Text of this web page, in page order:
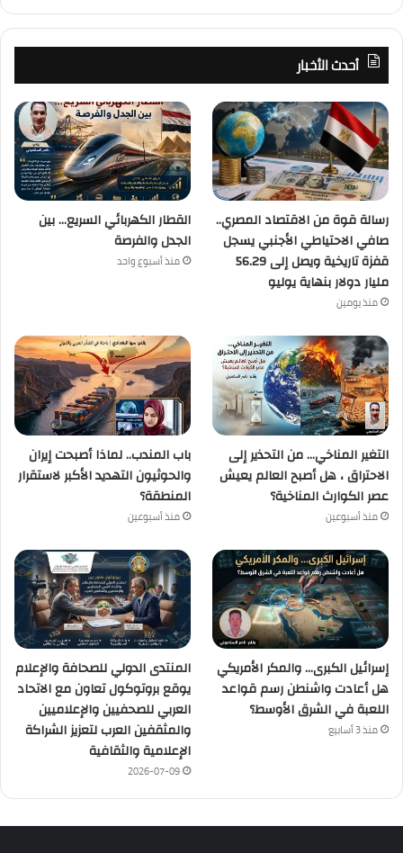
أحدث الأخبار
رسالة قوة من الاقتصاد المصري..
صافي الاحتياطي الأجنبي يسجل
قفزة تاريخية ويصل إلى 56.29
مليار دولار بنهاية يوليو
منذ يومين
القطار الكهربائي السريع… بين
الجدل والفرصة
منذ أسبوع واحد
التغير المناخي… من التحذير إلى
الاحتراق ، هل أصبح العالم يعيش
عصر الكوارث المناخية؟
منذ أسبوعين
باب المندب.. لماذا أصبحت إيران
والحوثيون التهديد الأكبر لاستقرار
المنطقة؟
منذ أسبوعين
إسرائيل الكبرى… والمكر الأمريكي
هل أعادت واشنطن رسم قواعد
اللعبة في الشرق الأوسط؟
منذ 3 أسابيع
المنتدى الدولي للصحافة والإعلام
يوقع بروتوكول تعاون مع الاتحاد
العربي للصحفيين والإعلاميين
والمثقفين العرب لتعزيز الشراكة
الإعلامية والثقافية
2026-07-09